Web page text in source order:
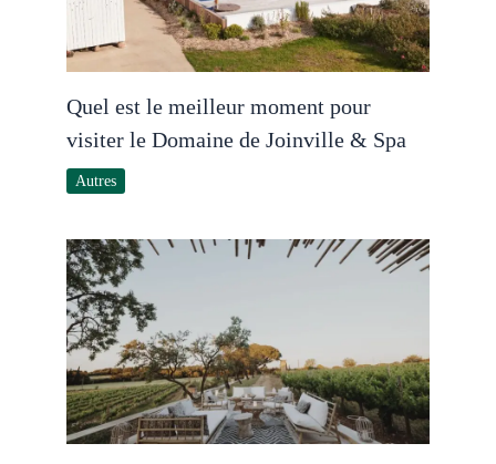
Quel est le meilleur moment pour
visiter le Domaine de Joinville & Spa
Autres